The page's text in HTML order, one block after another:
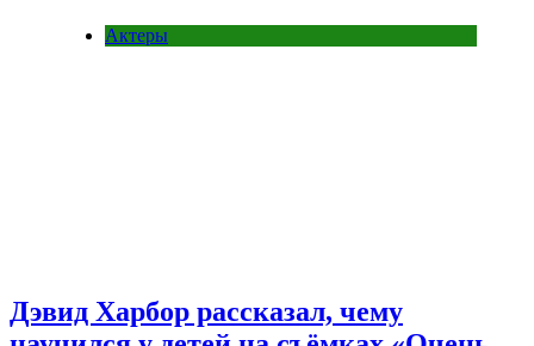
Актеры
Дэвид Харбор рассказал, чему